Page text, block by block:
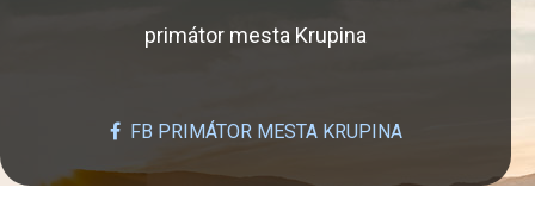
primátor mesta Krupina
FB PRIMÁTOR MESTA KRUPINA